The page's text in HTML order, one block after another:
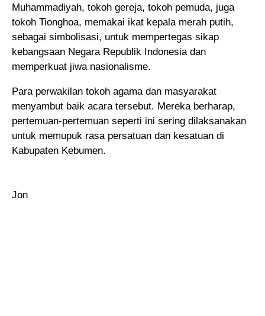
Muhammadiyah, tokoh gereja, tokoh pemuda, juga
tokoh Tionghoa, memakai ikat kepala merah putih,
sebagai simbolisasi, untuk mempertegas sikap
kebangsaan Negara Republik Indonesia dan
memperkuat jiwa nasionalisme.
Para perwakilan tokoh agama dan masyarakat
menyambut baik acara tersebut. Mereka berharap,
pertemuan-pertemuan seperti ini sering dilaksanakan
untuk memupuk rasa persatuan dan kesatuan di
Kabupaten Kebumen.
Jon